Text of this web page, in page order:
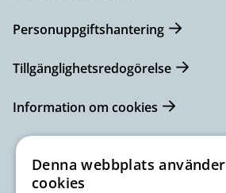
Personuppgiftshantering
Tillgänglighetsredogörelse
Information om cookies
Denna webbplats använder
cookies